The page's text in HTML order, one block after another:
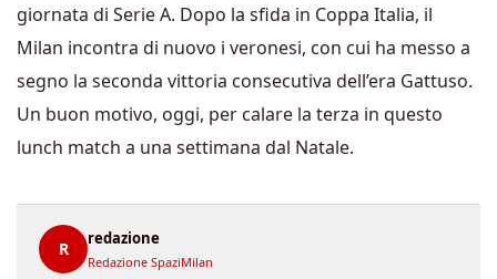
giornata di Serie A. Dopo la sfida in Coppa Italia, il
Milan incontra di nuovo i veronesi, con cui ha messo a
segno la seconda vittoria consecutiva dell’era Gattuso.
Un buon motivo, oggi, per calare la terza in questo
lunch match a una settimana dal Natale.
R
redazione
Redazione SpaziMilan